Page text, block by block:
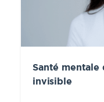
Santé mentale
invisible